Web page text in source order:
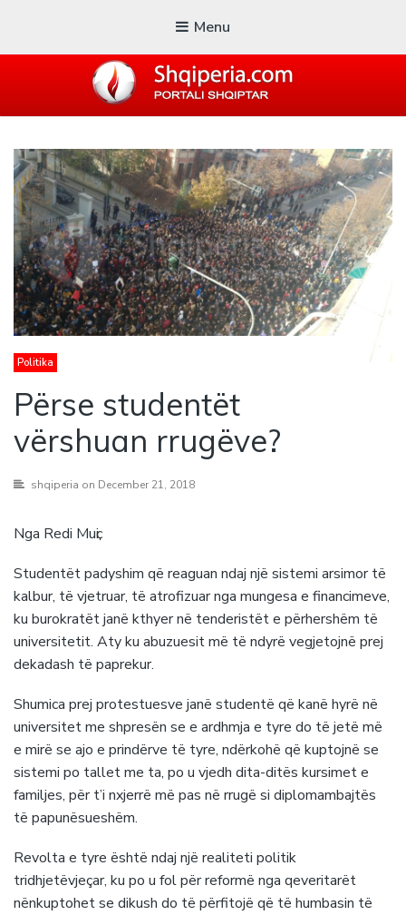
Menu
Blogu i ShqiperiaCom
Politika
Përse studentët
vërshuan rrugëve?
shqiperia on December 21, 2018
Nga Redi Muҫi
Studentët padyshim që reaguan ndaj një sistemi arsimor të
kalbur, të vjetruar, të atrofizuar nga mungesa e financimeve,
ku burokratët janë kthyer në tenderistët e përhershëm të
universitetit. Aty ku abuzuesit më të ndyrë vegjetojnë prej
dekadash të paprekur.
Shumica prej protestuesve janë studentë që kanë hyrë në
universitet me shpresën se e ardhmja e tyre do të jetë më
e mirë se ajo e prindërve të tyre, ndërkohë që kuptojnë se
sistemi po tallet me ta, po u vjedh dita-ditës kursimet e
familjes, për t’i nxjerrë më pas në rrugë si diplomambajtës
të papunësueshëm.
Revolta e tyre është ndaj një realiteti politik
tridhjetëvjeçar, ku po u fol për reformë nga qeveritarët
nënkuptohet se dikush do të përfitojë që të humbasin të